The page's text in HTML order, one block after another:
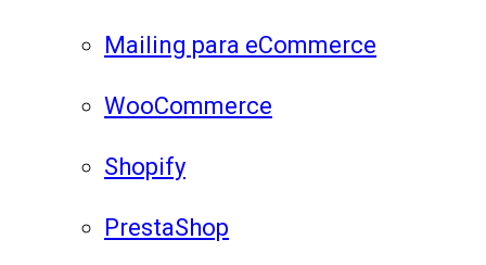
Mailing para eCommerce
WooCommerce
Shopify
PrestaShop